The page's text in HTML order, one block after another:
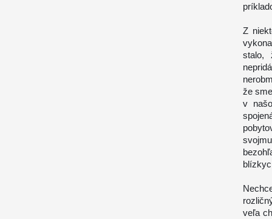
Z
stalo,
že
v
veľa